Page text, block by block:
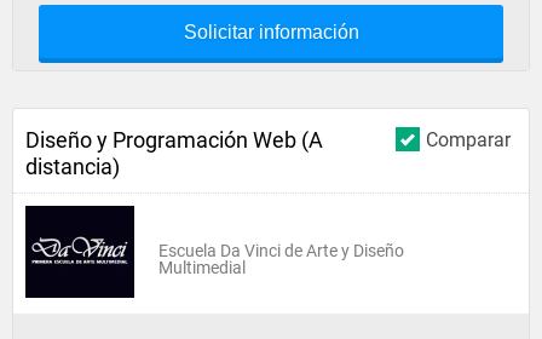
Solicitar información
Comparar
Diseño y Programación Web (A
distancia)
Escuela Da Vinci de Arte y Diseño
Multimedial